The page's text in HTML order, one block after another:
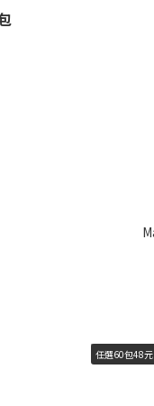
任選60包48元